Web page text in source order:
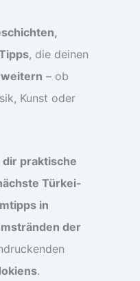
, die deinen
– ob
Kunst oder
praktische
Türkei-
in
der
.